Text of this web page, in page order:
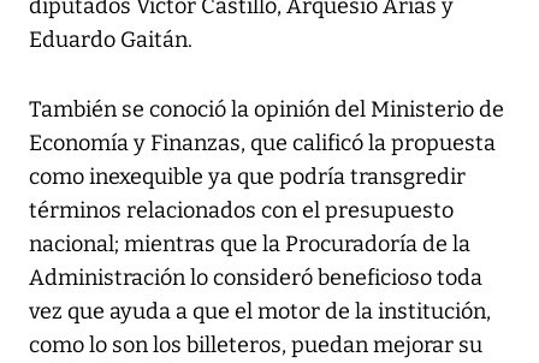
diputados Víctor Castillo, Arquesio Arias y
Eduardo Gaitán.
También se conoció la opinión del Ministerio de
Economía y Finanzas, que calificó la propuesta
como inexequible ya que podría transgredir
términos relacionados con el presupuesto
nacional; mientras que la Procuradoría de la
Administración lo consideró beneficioso toda
vez que ayuda a que el motor de la institución,
como lo son los billeteros, puedan mejorar su